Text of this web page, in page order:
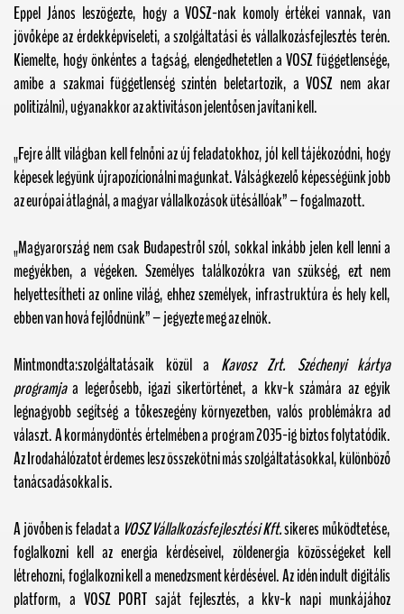
Eppel János leszögezte, hogy a VOSZ-nak komoly értékei vannak, van
jövőképe az érdekképviseleti, a szolgáltatási és vállalkozásfejlesztés terén.
Kiemelte, hogy önkéntes a tagság, elengedhetetlen a VOSZ függetlensége,
amibe a szakmai függetlenség szintén beletartozik, a VOSZ nem akar
politizálni), ugyanakkor az aktivitáson jelentősen javítani kell.
„Fejre állt világban kell felnőni az új feladatokhoz, jól kell tájékozódni, hogy
képesek legyünk újrapozícionálni magunkat. Válságkezelő képességünk jobb
az európai átlagnál, a magyar vállalkozások ütésállóak” – fogalmazott.
„Magyarország nem csak Budapestről szól, sokkal inkább jelen kell lenni a
megyékben, a végeken. Személyes találkozókra van szükség, ezt nem
helyettesítheti az online világ, ehhez személyek, infrastruktúra és hely kell,
ebben van hová fejlődnünk” – jegyezte meg az elnök.
Mintmondta:szolgáltatásaik közül a Kavosz Zrt. Széchenyi kártya
programjaa legerősebb, igazi sikertörténet, a kkv-k számára az egyik
legnagyobb segítség a tőkeszegény környezetben, valós problémákra ad
választ. A kormánydöntés értelmében a program 2035-ig biztos folytatódik.
Az Irodahálózatot érdemes lesz összekötni más szolgáltatásokkal, különböző
tanácsadásokkal is.
A jövőben is feladat a VOSZ Vállalkozásfejlesztési Kft.sikeres működtetése,
foglalkozni kell az energia kérdéseivel, zöldenergia közösségeket kell
létrehozni, foglalkozni kell a menedzsment kérdésével. Az idén indult digitális
platform, a VOSZ PORT saját fejlesztés, a kkv-k napi munkájához